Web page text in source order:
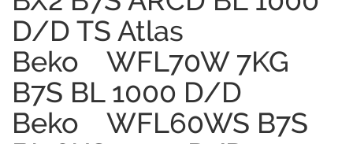
D/D TS Atlas
Beko WFL70W 7KG
B7S BL 1000 D/D
Beko WFL60WS B7S